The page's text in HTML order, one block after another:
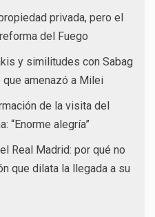
privada, pero el
del Fuego
y similitudes con Sabag
amenazó a Milei
de la visita del
“Enorme alegría”
Real Madrid: por qué no
que dilata la llegada a su